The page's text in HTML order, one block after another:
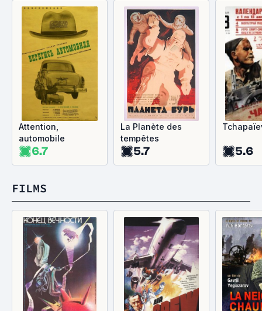
Attention,
automobile
6.7
La Planète des
tempêtes
5.7 5.6
FILMS